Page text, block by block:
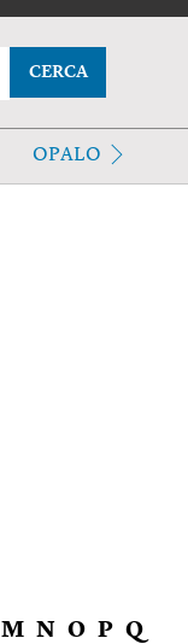
CERCA
OPALO
M N O P Q